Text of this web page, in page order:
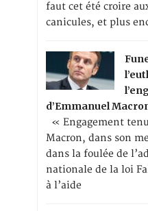
faut cet été croire
canicules, et plus
d’Emmanuel
« Engagement
Macron, dans son
dans la foulée de
nationale de la loi
à l’aide